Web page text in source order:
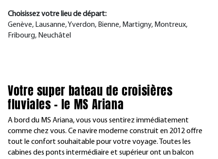
Choisissez votre lieu de départ:
Genève, Lausanne, Yverdon, Bienne, Martigny, Montreux,
Fribourg, Neuchâtel
Votre super bateau de croisières
fluviales – le MS Ariana
A bord du MS Ariana, vous vous sentirez immédiatement
comme chez vous. Ce navire moderne construit en 2012 offre
tout le confort souhaitable pour votre voyage. Toutes les
cabines des ponts intermédiaire et supérieur ont un balcon